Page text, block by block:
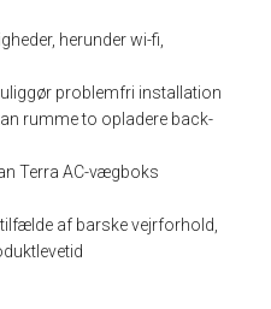
herunder wi-fi,
problemfri installation
rumme to opladere back-
Terra AC-vægboks
af barske vejrforhold,